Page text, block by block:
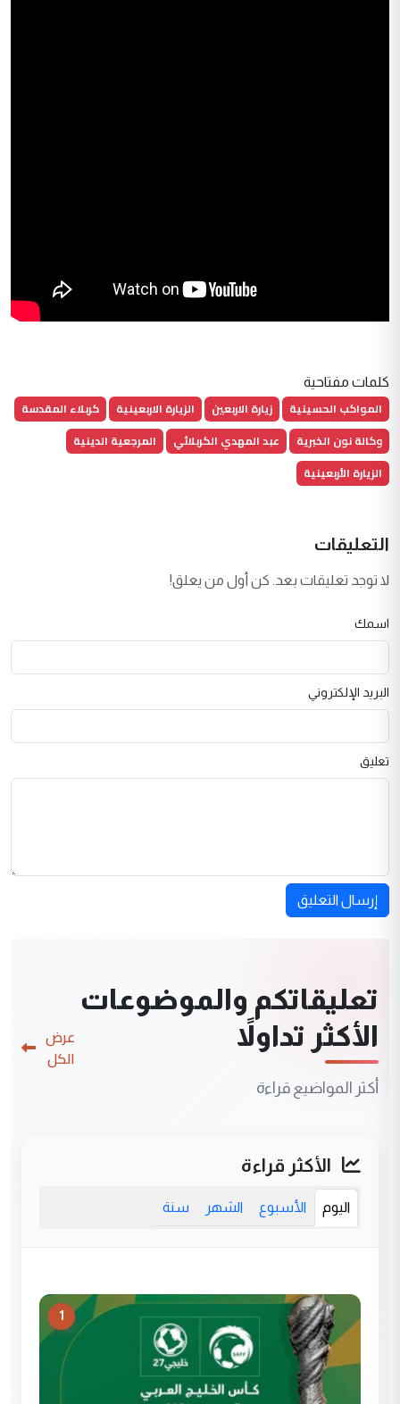
كلمات مفتاحية
المواكب الحسينية زيارة الاربعين الزيارة الاربعينية
كربلاء المقدسة
وكالة نون الخبرية
عبد المهدي الكربلائي
المرجعية الدينية
الزيارة الأربعينية
التعليقات
لا توجد تعليقات بعد. كن أول من يعلق!
اسمك
البريد الإلكتروني
تعليق
إرسال التعليق
تعليقاتكم والموضوعات
الأكثر تداولاً
أكثر المواضيع قراءة
عرض
الكل
الأكثر قراءة
اليوم الأسبوع الشهر سنة
1